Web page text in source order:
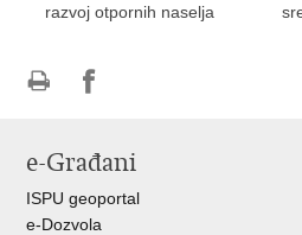
razvoj otpornih naselja
FacebookuTwitteru
e-Građani
ISPU geoportal
e-Dozvola